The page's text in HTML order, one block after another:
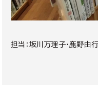
担当：坂川万理子・鹿野由行